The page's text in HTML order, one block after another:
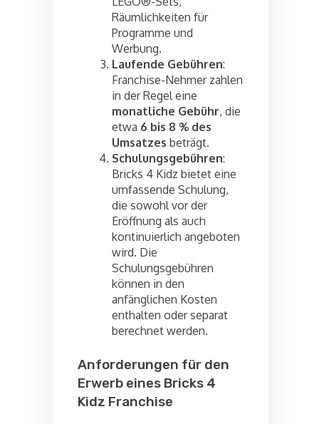
Räumlichkeiten für
Programme und
Werbung.
Laufende Gebühren:
Franchise-Nehmer zahlen
in der Regel eine
monatliche Gebühr, die
etwa 6 bis 8 % des
Umsatzes beträgt.
Schulungsgebühren:
Bricks 4 Kidz bietet eine
umfassende Schulung,
die sowohl vor der
Eröffnung als auch
kontinuierlich angeboten
wird. Die
Schulungsgebühren
können in den
anfänglichen Kosten
enthalten oder separat
berechnet werden.
Anforderungen für den
Erwerb eines Bricks 4
Kidz Franchise